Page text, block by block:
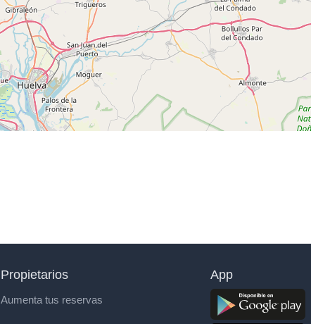
Propietarios
Aumenta tus reservas
App